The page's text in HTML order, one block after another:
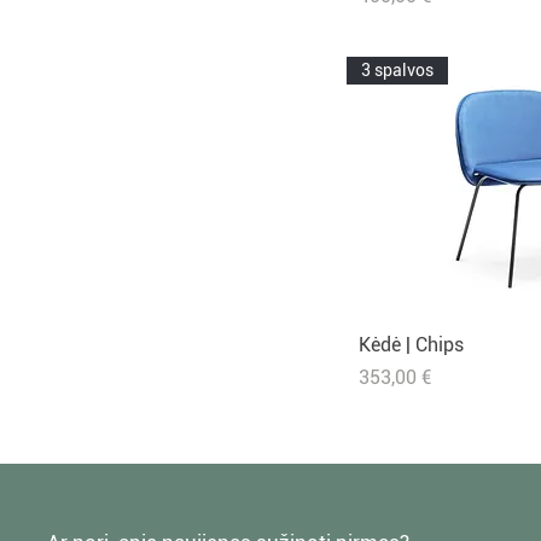
3 spalvos
Kėdė | Chips
Kaina
353,00 €